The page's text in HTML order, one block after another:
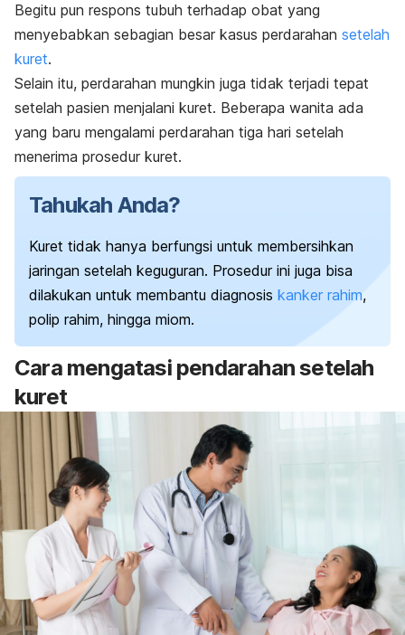
Begitu pun respons tubuh terhadap obat yang
menyebabkan sebagian besar kasus perdarahan setelah
kuret.
Selain itu, perdarahan mungkin juga tidak terjadi tepat
setelah pasien menjalani kuret. Beberapa wanita ada
yang baru mengalami perdarahan tiga hari setelah
menerima prosedur kuret.
Tahukah Anda?
Kuret tidak hanya berfungsi untuk membersihkan
jaringan setelah keguguran. Prosedur ini juga bisa
dilakukan untuk membantu diagnosis kanker rahim,
polip rahim, hingga miom.
Cara mengatasi pendarahan setelah
kuret